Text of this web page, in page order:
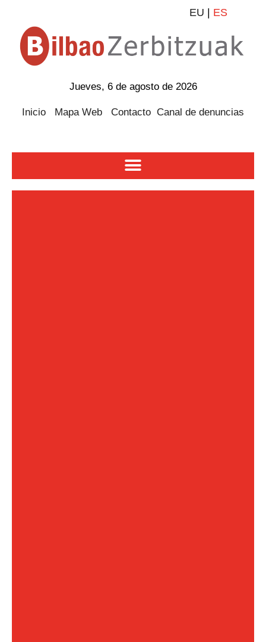
EU ES
Jueves, 6 de agosto de 2026
Inicio Mapa Web Contacto Canal de denuncias